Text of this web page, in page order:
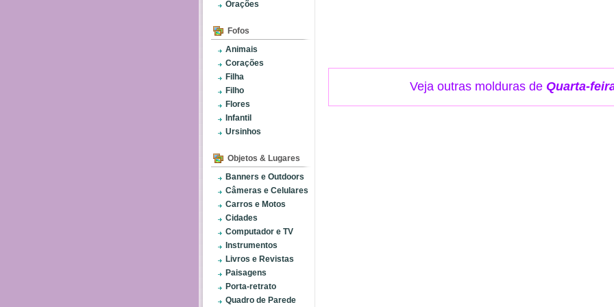
Orações
Fofos
Animais
Corações
Filha
Filho
Flores
Infantil
Ursinhos
Objetos & Lugares
Banners e Outdoors
Câmeras e Celulares
Carros e Motos
Cidades
Computador e TV
Instrumentos
Livros e Revistas
Paisagens
Porta-retrato
Quadro de Parede
Veja outras molduras de Quarta-